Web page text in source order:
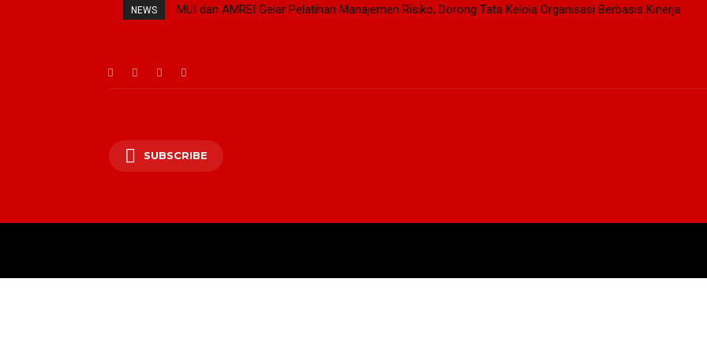
NEWS MUI dan AMREI Gelar Pelatihan Manajemen Risiko, Dorong Tata Kelola Organisasi Berbasis Kinerja
SUBSCRIBE